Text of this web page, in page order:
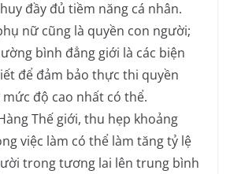
đầy đủ tiềm năng cá nhân.
nữ cũng là quyền con người;
bình đẳng giới là các biện
để đảm bảo thực thi quyền
độ cao nhất có thể.
Thế giới, thu hẹp khoảng
việc làm có thể làm tăng tỷ lệ
trong tương lai lên trung bình